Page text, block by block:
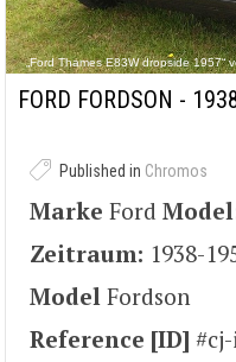
„Ford Thames E83W dropside 1957“
FORD FORDSON -
Published in Chromos
Marke Ford
Zeitraum: 1938-
Model Fordson
Reference [ID]